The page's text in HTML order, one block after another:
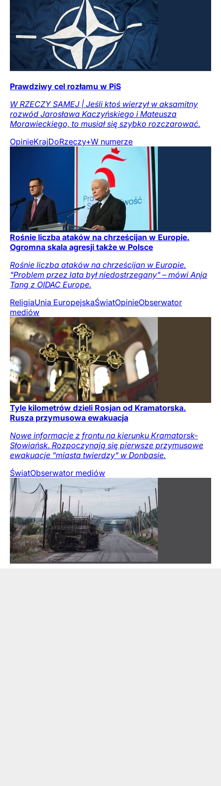
Prawdziwy cel rozłamu w PiS
W RZECZY SAMEJ | Jeśli ktoś wierzył w aksamitny
rozwód Jarosława Kaczyńskiego i Mateusza
Morawieckiego, to musiał się szybko rozczarować.
OpinieKrajDoRzeczy+W numerze
Rośnie liczba ataków na chrześcijan w Europie.
Ogromna skala agresji także w Polsce
Rośnie liczba ataków na chrześcijan w Europie.
"Problem przez lata był niedostrzegany" – mówi Anja
Tang z OIDAC Europe.
ReligiaUnia EuropejskaŚwiatOpinieObserwator
mediów
Tyle kilometrów dzieli Rosjan od Kramatorska.
Rusza przymusowa ewakuacja
Nowe informacje z frontu na kierunku Kramatorsk-
Słowiańsk. Rozpoczynają się pierwsze przymusowe
ewakuacje "miasta twierdzy" w Donbasie.
ŚwiatObserwator mediów